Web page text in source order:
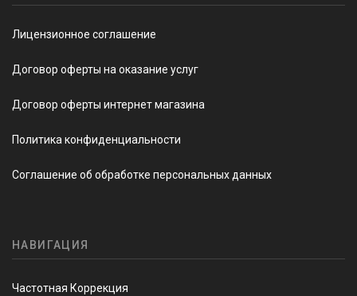
Лицензионное соглашение
Договор оферты на оказание услуг
Договор оферты интернет магазина
Политика конфиденциальности
Соглашение об обработке персональных данных
НАВИГАЦИЯ
Частотная Коррекция